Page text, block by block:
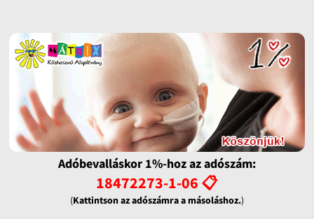
Adóbevalláskor 1%-hoz az adószám:
18472273-1-06 📋
(Kattintson az adószámra a másoláshoz.)